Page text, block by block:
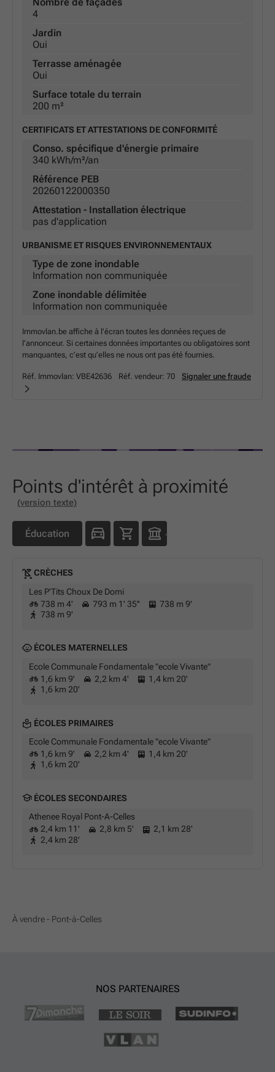
Nombre de façades
4
Jardin
Oui
Terrasse aménagée
Oui
Surface totale du terrain
200 m²
CERTIFICATS ET ATTESTATIONS DE CONFORMITÉ
Conso. spécifique d'énergie primaire
340 kWh/m²/an
Référence PEB
20260122000350
Attestation - Installation électrique
pas d'application
URBANISME ET RISQUES ENVIRONNEMENTAUX
Type de zone inondable
Information non communiquée
Zone inondable délimitée
Information non communiquée
Immovlan.be affiche à l’écran toutes les données reçues de
l’annonceur. Si certaines données importantes ou obligatoires sont
manquantes, c’est qu’elles ne nous ont pas été fournies.
Réf. Immovlan: VBE42636 Réf. vendeur: 70 Signaler une fraude
Points d'intérêt à proximité
(version texte)
Éducation
CRÈCHES
Les P'Tits Choux De Domi
738 m 4'
793 m 1' 35''
738 m 9'
738 m 9'
ÉCOLES MATERNELLES
Ecole Communale Fondamentale "ecole Vivante"
1,6 km 9'
2,2 km 4'
1,4 km 20'
1,6 km 20'
ÉCOLES PRIMAIRES
Ecole Communale Fondamentale "ecole Vivante"
1,6 km 9'
2,2 km 4'
1,4 km 20'
1,6 km 20'
ÉCOLES SECONDAIRES
Athenee Royal Pont-A-Celles
2,4 km 11'
2,8 km 5'
2,1 km 28'
2,4 km 28'
À vendre - Pont-à-Celles
NOS PARTENAIRES